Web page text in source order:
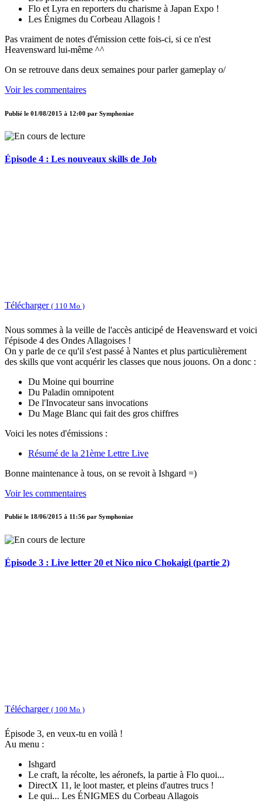
Flo et Lyra en reporters du charisme à Japan Expo !
Les Énigmes du Corbeau Allagois !
Pas vraiment de notes d'émission cette fois-ci, si ce n'est
Heavensward lui-même ^^
On se retrouve dans deux semaines pour parler gameplay o/
Voir les commentaires
Publié le 01/08/2015 à 12:00 par Symphoniae
Épisode 4 : Les nouveaux skills de Job
Télécharger ( 110 Mo )
Nous sommes à la veille de l'accès anticipé de Heavensward et voici
l'épisode 4 des Ondes Allagoises !
On y parle de ce qu'il s'est passé à Nantes et plus particulièrement
des skills que vont acquérir les classes que nous jouons. On a donc :
Du Moine qui bourrine
Du Paladin omnipotent
De l'Invocateur sans invocations
Du Mage Blanc qui fait des gros chiffres
Voici les notes d'émissions :
Résumé de la 21ème Lettre Live
Bonne maintenance à tous, on se revoit à Ishgard =)
Voir les commentaires
Publié le 18/06/2015 à 11:56 par Symphoniae
Épisode 3 : Live letter 20 et Nico nico Chokaigi (partie 2)
Télécharger ( 100 Mo )
Épisode 3, en veux-tu en voilà !
Au menu :
Ishgard
Le craft, la récolte, les aéronefs, la partie à Flo quoi...
DirectX 11, le loot master, et pleins d'autres trucs !
Le qui... Les ÉNIGMES du Corbeau Allagois